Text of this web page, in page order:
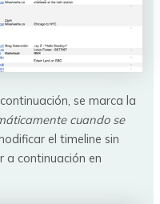
se marca la
cuando se
el timeline sin
a continuación en